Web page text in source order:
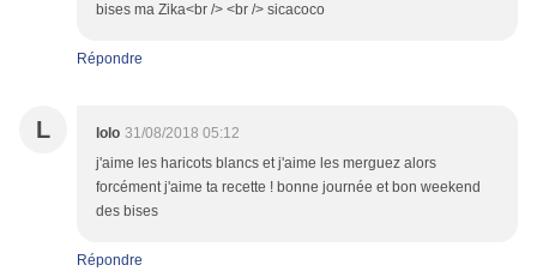
bises ma Zika<br /> <br /> sicacoco
Répondre
L lolo 31/08/2018 05:12
j'aime les haricots blancs et j'aime les merguez alors
forcément j'aime ta recette ! bonne journée et bon weekend
des bises
Répondre